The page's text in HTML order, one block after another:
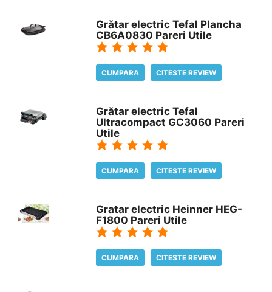
Grătar electric Tefal Plancha
CB6A0830 Pareri Utile
CUMPARA CITESTE REVIEW
Grătar electric Tefal
Ultracompact GC3060 Pareri
Utile
CUMPARA CITESTE REVIEW
Gratar electric Heinner HEG-
F1800 Pareri Utile
CUMPARA CITESTE REVIEW